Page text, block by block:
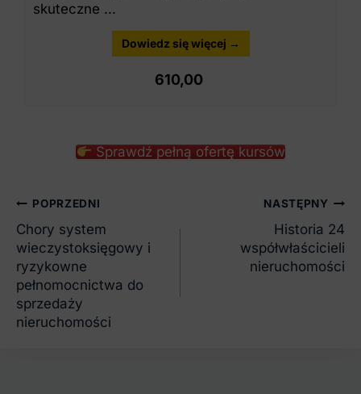
skuteczne ...
Dowiedz się więcej →
610,00
Sprawdź pełną ofertę kursów
Nawigacja
wpisu
POPRZEDNI
Chory system
wieczystoksięgowy i
ryzykowne
pełnomocnictwa do
sprzedaży
nieruchomości
NASTĘPNY
Historia 24
współwłaścicieli
nieruchomości